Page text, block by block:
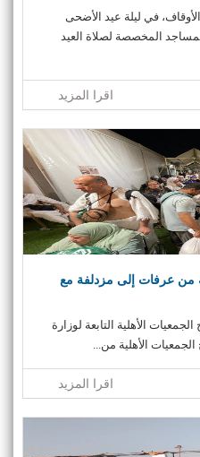
في ليلة عيد الأضحى
المخصصة لصلاة العيد
اقرا المزيد
من عرفات إلى مزدلفة مع
الأهلية التابعة لوزارة
الأهلية من...
اقرا المزيد